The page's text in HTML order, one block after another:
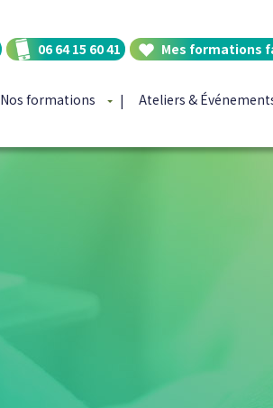
Mes formations
06 64 15 60 41
Nos formations Ateliers &